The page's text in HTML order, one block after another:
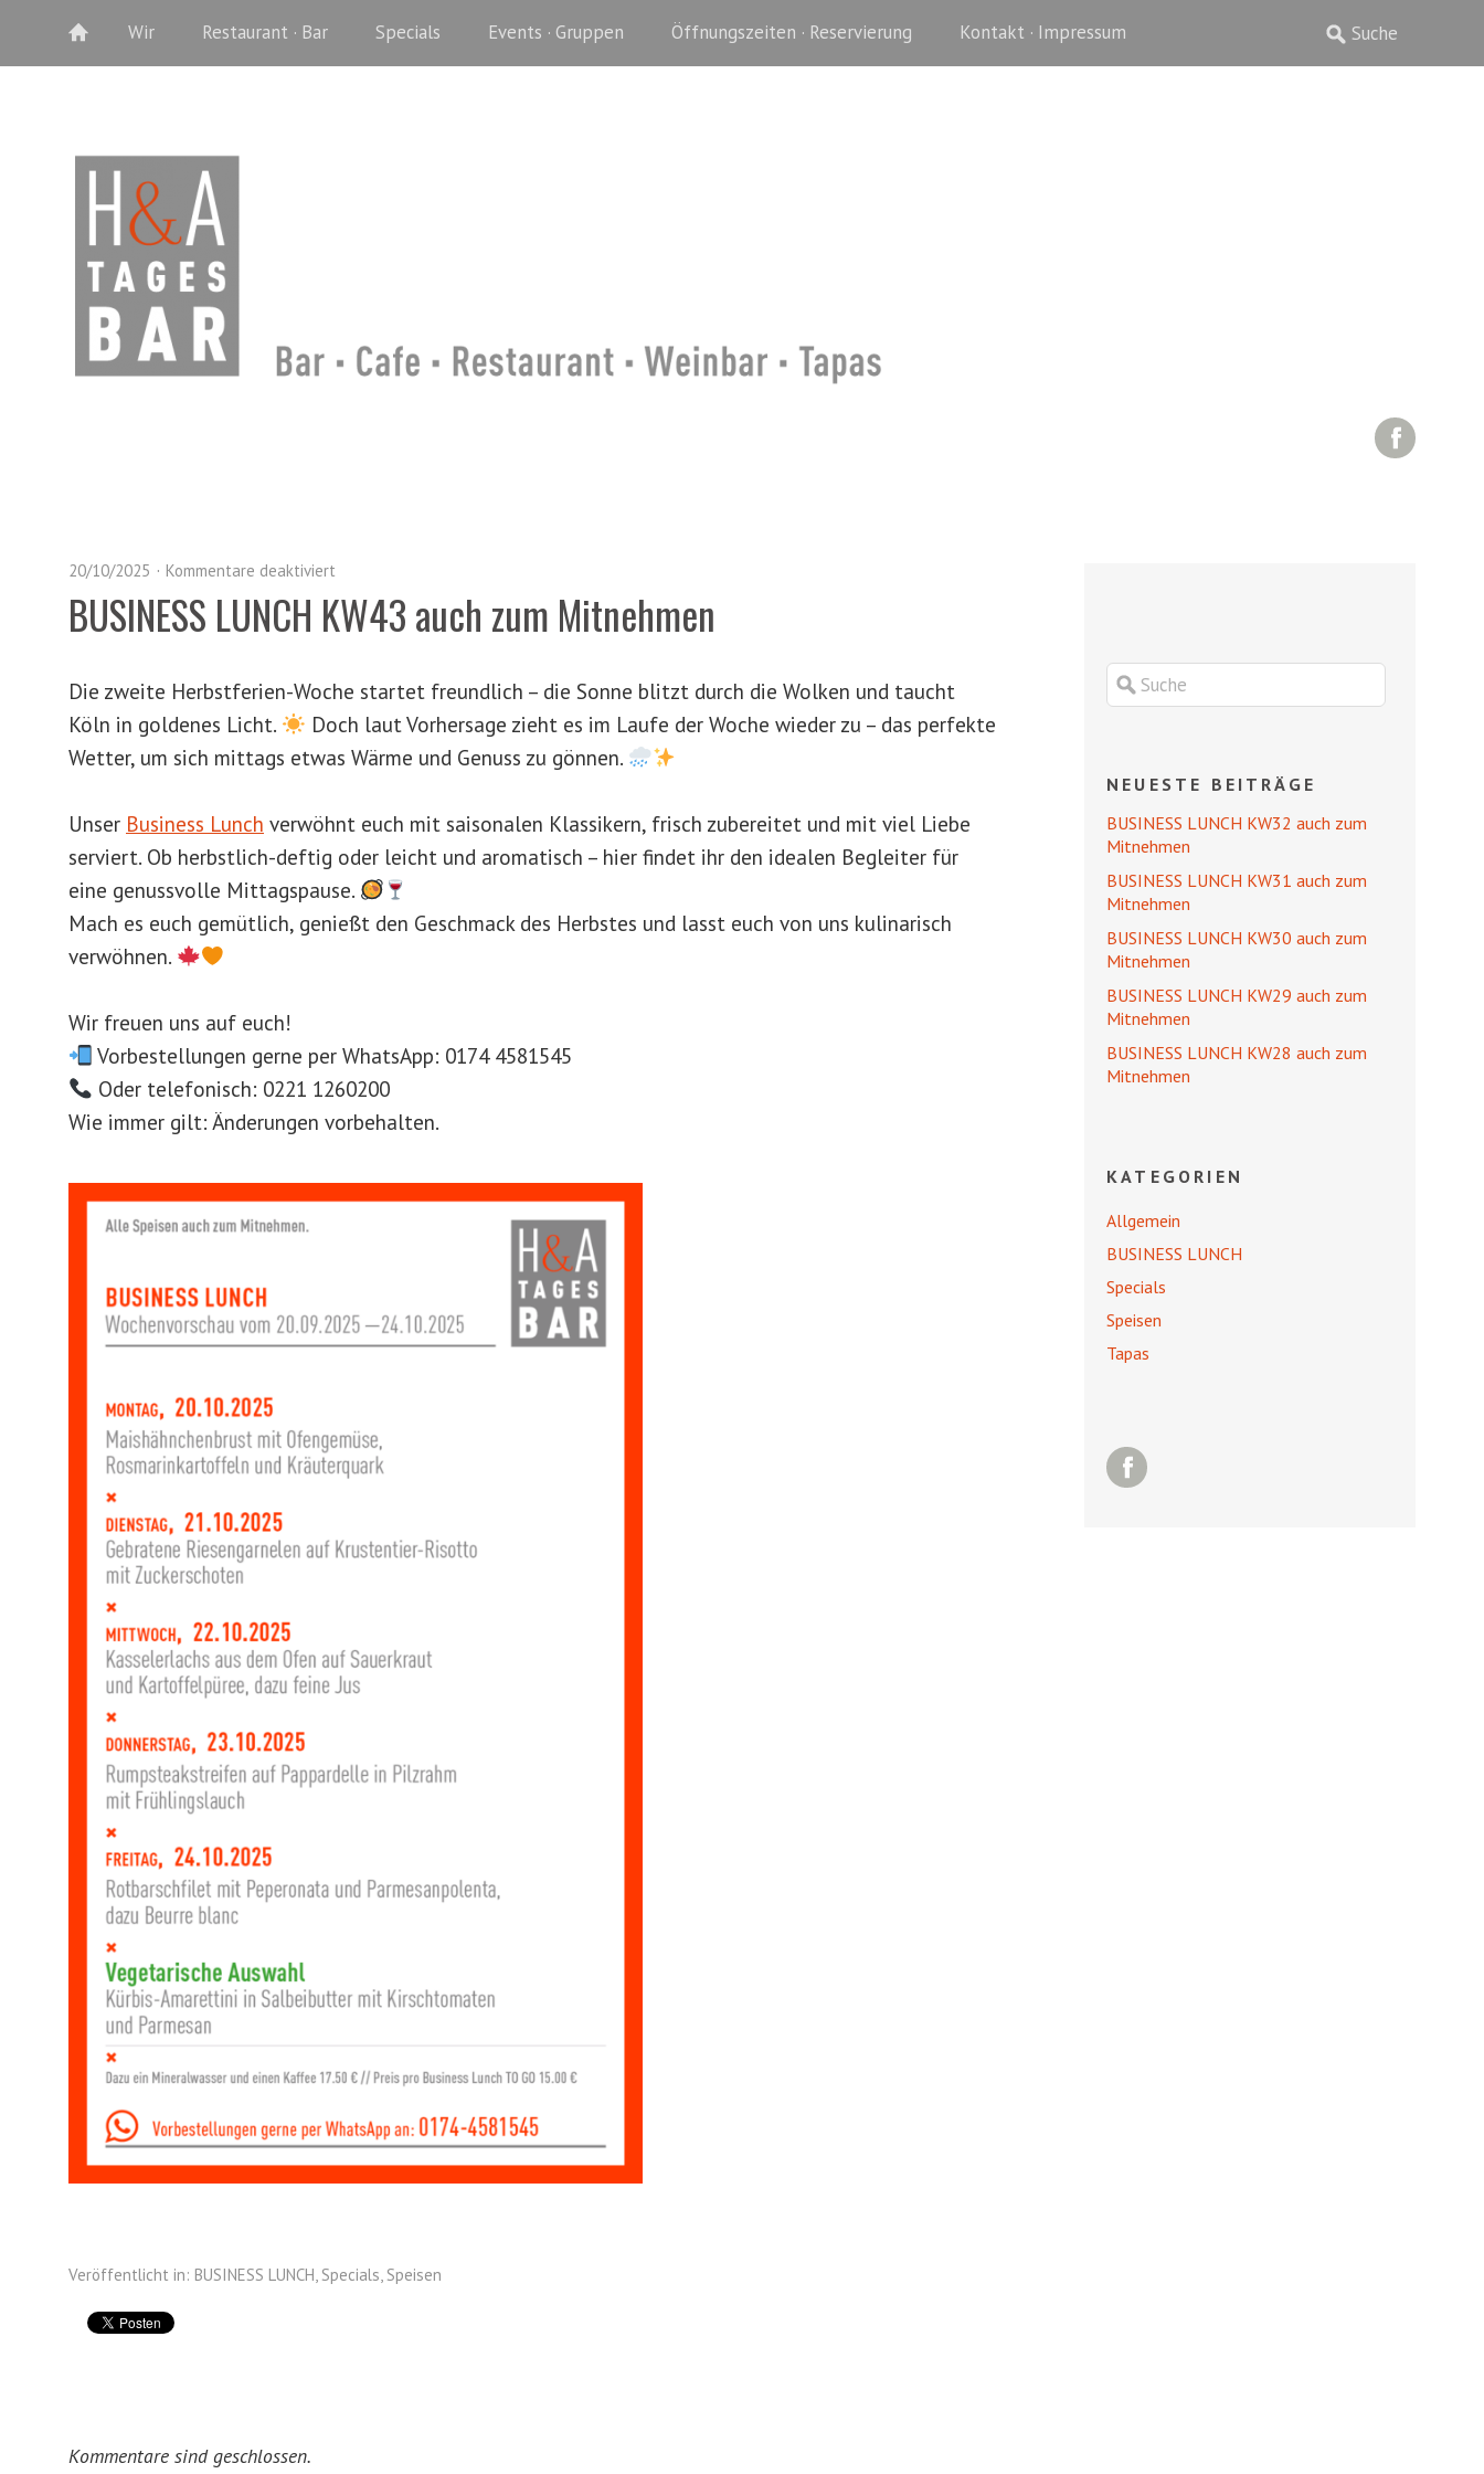
Wir Restaurant · Bar Specials Events · Gruppen Öffnungszeiten · Reservierung Kontakt · Impressum
20/10/2025 Kommentare deaktiviert
BUSINESS LUNCH KW43 auch zum Mitnehmen
Die zweite Herbstferien-Woche startet freundlich – die Sonne blitzt durch die Wolken und taucht
Köln in goldenes Licht.
Doch laut Vorhersage zieht es im Laufe der Woche wieder zu – das perfekte
Wetter, um sich mittags etwas Wärme und Genuss zu gönnen.
Unser Business Lunch verwöhnt euch mit saisonalen Klassikern, frisch zubereitet und mit viel Liebe
serviert. Ob herbstlich-deftig oder leicht und aromatisch – hier findet ihr den idealen Begleiter für
eine genussvolle Mittagspause.
Mach es euch gemütlich, genießt den Geschmack des Herbstes und lasst euch von uns kulinarisch
verwöhnen.
Wir freuen uns auf euch!
Vorbestellungen gerne per WhatsApp: 0174 4581545
Oder telefonisch: 0221 1260200
Wie immer gilt: Änderungen vorbehalten.
Veröffentlicht in: BUSINESS LUNCH Specials Speisen
Kommentare sind geschlossen.
NEUESTE BEITRÄGE
BUSINESS LUNCH KW32 auch zum
Mitnehmen
BUSINESS LUNCH KW31 auch zum
Mitnehmen
BUSINESS LUNCH KW30 auch zum
Mitnehmen
BUSINESS LUNCH KW29 auch zum
Mitnehmen
BUSINESS LUNCH KW28 auch zum
Mitnehmen
KATEGORIEN
Allgemein
BUSINESS LUNCH
Specials
Speisen
Tapas